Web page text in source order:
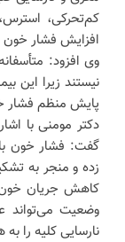
کم‌تحرکی،
افزایش فشار خون
وی افزود:
نیستند زیرا این
پایش منظم فشار
دکتر مومنی با
گفت: فشار خون
زده و منجر به
کاهش جریان خون
وضعیت می‌تواند
نارسایی کلیه را